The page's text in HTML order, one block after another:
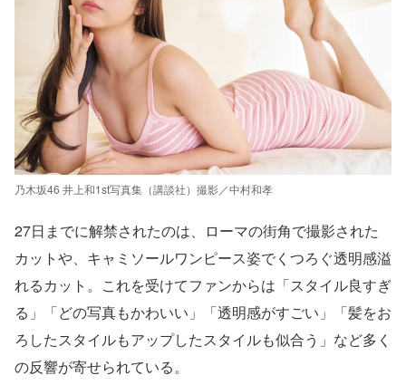
乃木坂46 井上和1st写真集（講談社）撮影／中村和孝
27日までに解禁されたのは、ローマの街角で撮影された
カットや、キャミソールワンピース姿でくつろぐ透明感溢
れるカット。これを受けてファンからは「スタイル良すぎ
る」「どの写真もかわいい」「透明感がすごい」「髪をお
ろしたスタイルもアップしたスタイルも似合う」など多く
の反響が寄せられている。